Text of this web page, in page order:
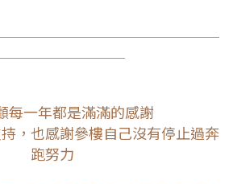
每一年都是滿滿的感謝
，也感謝參樓自己沒有停止過奔
跑努力